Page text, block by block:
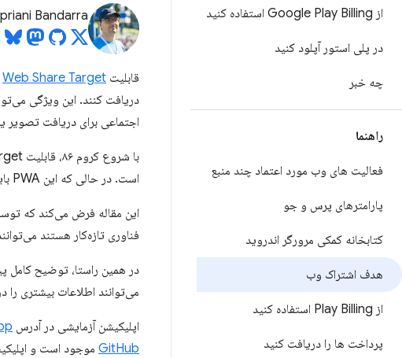
از Google Play Billing استفاده کنید
در پلی استور آپلود کنید
چه خبر
راهنما
فعالیت های وب مورد اعتماد چند منبع
پارامترهای پرس و جو
کتابخانه کمکی مرورگر اندروید
هدف اشتراک وب
از Play Billing استفاده کنید
پرداخت ها را دریافت کنید
Bandarra
قابلیت Web Share Target
دریافت کنند. این ویژگی
اجتماعی برای دریافت تصویر
با شروع کروم ۸۶، قابلیت Web Share Target اکنون برای برنامه‌هایی که از
است. در حالی که این PWA باید به طور خودکار کار کند، چند تغییر در برنامه اندروید مورد نیاز است.
فناوری تازه‌کار هستند
می‌توانند اطلاعات بیشتری را در
اپلیکیشن آزمایشی در آدرس
GitHub موجود است و